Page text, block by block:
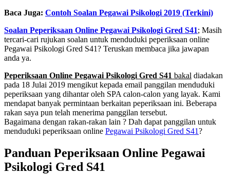
Baca Juga: Contoh Soalan Pegawai Psikologi 2019 (Terkini)
Soalan Peperiksaan Online Pegawai Psikologi Gred S41; Masih
tercari-cari rujukan soalan untuk menduduki peperiksaan online
Pegawai Psikologi Gred S41? Teruskan membaca jika jawapan
anda ya.
Peperiksaan Online Pegawai Psikologi Gred S41 bakal diadakan
pada 18 Julai 2019 mengikut kepada email panggilan menduduki
peperiksaan yang dihantar oleh SPA calon-calon yang layak. Kami
mendapat banyak permintaan berkaitan peperiksaan ini. Beberapa
rakan saya pun telah menerima panggilan tersebut.
Bagaimana dengan rakan-rakan lain ? Dah dapat panggilan untuk
menduduki peperiksaan online Pegawai Psikologi Gred S41?
Panduan Peperiksaan Online Pegawai
Psikologi Gred S41